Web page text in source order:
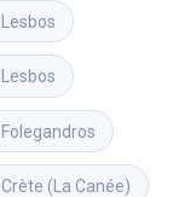
Lesbos
Lesbos
Folegandros
Crète (La Canée)